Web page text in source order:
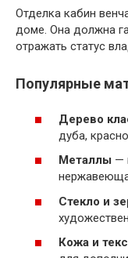
Отделка кабин
доме. Она должна
отражать статус
Популярные
Дерево
дуба,
Металлы —
Стекло и
Кожа и